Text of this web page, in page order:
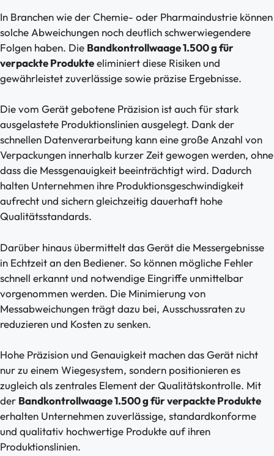
In Branchen wie der Chemie- oder Pharmaindustrie können
solche Abweichungen noch deutlich schwerwiegendere
Folgen haben. Die Bandkontrollwaage 1.500 g für
verpackte Produkteeliminiert diese Risiken und
gewährleistet zuverlässige sowie präzise Ergebnisse.
Die vom Gerät gebotene Präzision ist auch für stark
ausgelastete Produktionslinien ausgelegt. Dank der
schnellen Datenverarbeitung kann eine große Anzahl von
Verpackungen innerhalb kurzer Zeit gewogen werden, ohne
dass die Messgenauigkeit beeinträchtigt wird. Dadurch
halten Unternehmen ihre Produktionsgeschwindigkeit
aufrecht und sichern gleichzeitig dauerhaft hohe
Qualitätsstandards.
Darüber hinaus übermittelt das Gerät die Messergebnisse
in Echtzeit an den Bediener. So können mögliche Fehler
schnell erkannt und notwendige Eingriffe unmittelbar
vorgenommen werden. Die Minimierung von
Messabweichungen trägt dazu bei, Ausschussraten zu
reduzieren und Kosten zu senken.
Hohe Präzision und Genauigkeit machen das Gerät nicht
nur zu einem Wiegesystem, sondern positionieren es
zugleich als zentrales Element der Qualitätskontrolle. Mit
der Bandkontrollwaage 1.500 g für verpackte Produkte
erhalten Unternehmen zuverlässige, standardkonforme
und qualitativ hochwertige Produkte auf ihren
Produktionslinien.